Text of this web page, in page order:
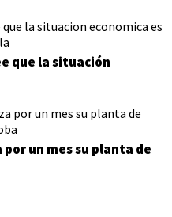
que la situación
un mes su planta de